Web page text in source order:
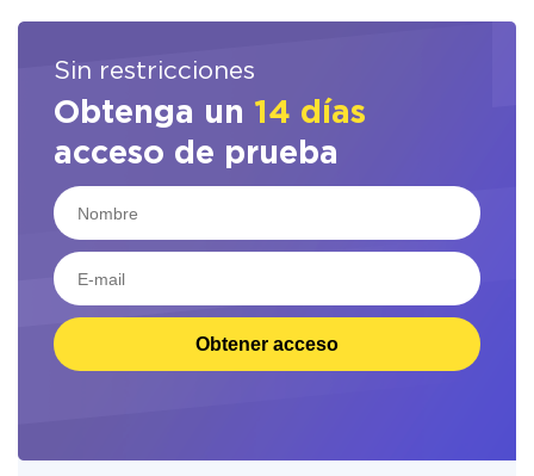
Sin restricciones
Obtenga un 14 días
acceso de prueba
Obtener acceso